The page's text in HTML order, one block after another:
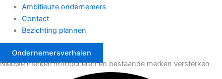
Ambitieuze ondernemers
Contact
Bezichting plannen
Ondernemersverhalen
Nieuwe merken introduceren en bestaande merken versterken